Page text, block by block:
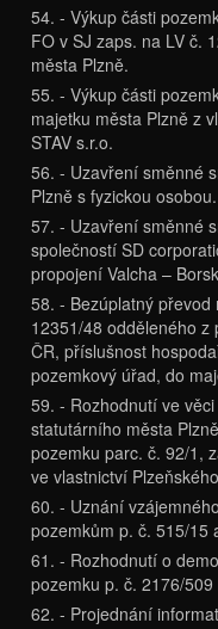
54. - Výkup části
FO v SJ zaps. na LV č.
města Plzně.
55. - Výkup části
majetku města Plzně z
STAV s.r.o.
56. - Uzavření směnné
Plzně s fyzickou osobou.
57. - Uzavření směnné
společností SD
propojení Valcha –
58. - Bezúplatný
12351/48 odděleného z
ČR, příslušnost
pozemkový úřad, do
59. - Rozhodnutí ve
statutárního města
pozemku parc. č. 92/1,
ve vlastnictví
60. - Uznání
pozemkům p. č. 515/15
61. - Rozhodnutí o
pozemku p. č. 2176/509
62. - Projednání